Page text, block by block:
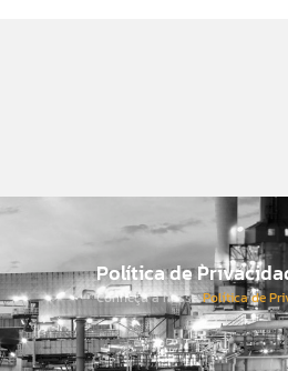
Política de
Conheça a nossaPolítica de